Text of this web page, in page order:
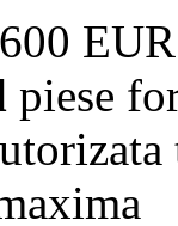
600 EUR
piese